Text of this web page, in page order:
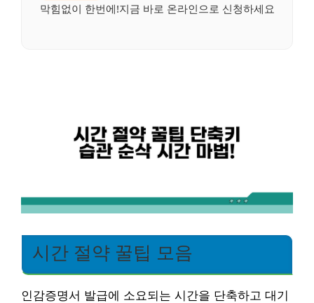
막힘없이 한번에!지금 바로 온라인으로 신청하세요
시간 절약 꿀팁 모음
인감증명서 발급에 소요되는 시간을 단축하고 대기